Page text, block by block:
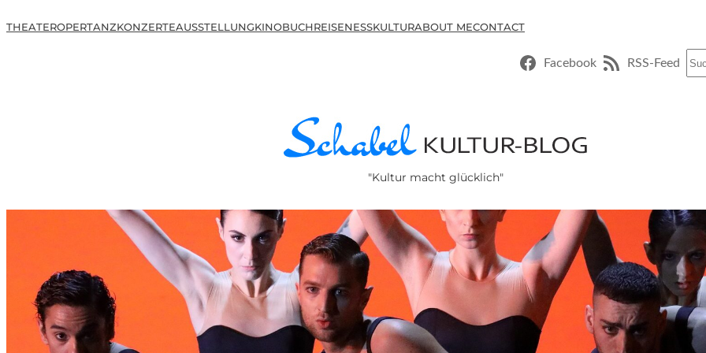
THEATEROPERTANZKONZERTEAUSSTELLUNGKINOBUCHREISENESSKULTURABOUT MECONTACT
Facebook RSS-Feed
"Kultur macht glücklich"